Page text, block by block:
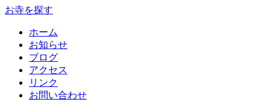
お寺を探す
ホーム
お知らせ
ブログ
アクセス
リンク
お問い合わせ